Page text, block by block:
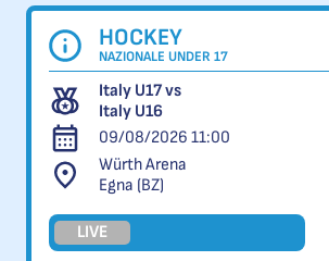
HOCKEY
NAZIONALE UNDER 17
Italy U17 vs
Italy U16
09/08/2026 11:00
Würth Arena
Egna (BZ)
LIVE